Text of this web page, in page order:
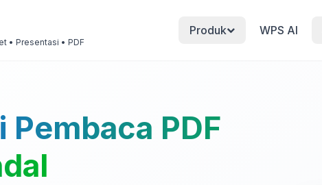
• Presentasi • PDF
Produk WPS AI
Pembaca PDF